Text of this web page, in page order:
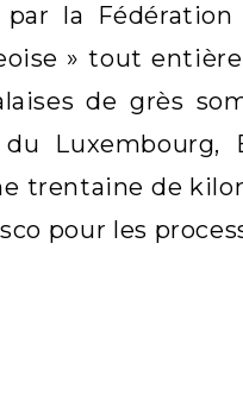
la Fédération
» tout
de grès
Luxembourg,
trentaine de
pour les